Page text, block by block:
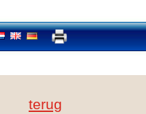
terug